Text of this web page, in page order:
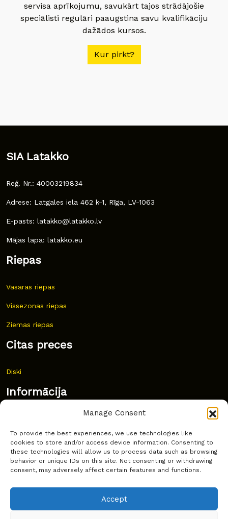
Manage Consent
To provide the best experiences, we use technologies like
cookies to store and/or access device information. Consenting to
these technologies will allow us to process data such as browsing
behavior or unique IDs on this site. Not consenting or withdrawing
consent, may adversely affect certain features and functions.
Accept
servisa aprīkojumu, savukārt tajos strādājošie
speciālisti regulāri paaugstina savu kvalifikāciju
dažādos kursos.
Kur pirkt?
SIA Latakko
Reģ. Nr.: 40003219834
Adrese: Latgales iela 462 k-1, Rīga, LV-1063
E-pasts: latakko@latakko.lv
Mājas lapa: latakko.eu
Riepas
Vasaras riepas
Vissezonas riepas
Ziemas riepas
Citas preces
Diski
Informācija
Bieži uzdoti jautājumi
Kur pirkt?
Sīkdatņu politika